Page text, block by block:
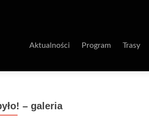
Aktualności Program Trasy
– galeria